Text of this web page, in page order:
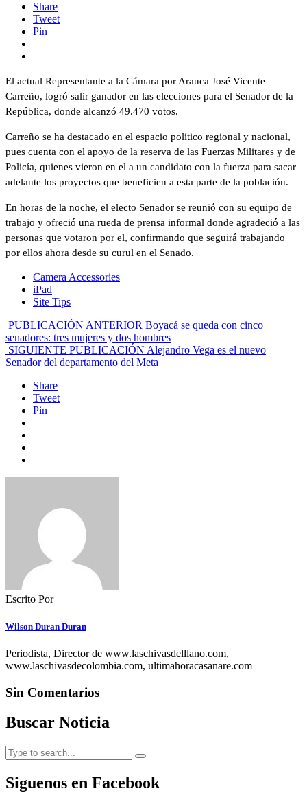
Share
Tweet
Pin
El actual Representante a la Cámara por Arauca José Vicente
Carreño, logró salir ganador en las elecciones para el Senador de la
República, donde alcanzó 49.470 votos.
Carreño se ha destacado en el espacio político regional y nacional,
pues cuenta con el apoyo de la reserva de las Fuerzas Militares y de
Policía, quienes vieron en el a un candidato con la fuerza para sacar
adelante los proyectos que beneficien a esta parte de la población.
En horas de la noche, el electo Senador se reunió con su equipo de
trabajo y ofreció una rueda de prensa informal donde agradeció a las
personas que votaron por el, confirmando que seguirá trabajando
por ellos ahora desde su curul en el Senado.
Camera Accessories
iPad
Site Tips
PUBLICACIÓN ANTERIOR Boyacá se queda con cinco
senadores: tres mujeres y dos hombres
SIGUIENTE PUBLICACIÓN Alejandro Vega es el nuevo
Senador del departamento del Meta
Share
Tweet
Pin
Escrito Por
Wilson Duran Duran
Periodista, Director de www.laschivasdelllano.com,
www.laschivasdecolombia.com, ultimahoracasanare.com
Sin Comentarios
Buscar Noticia
Siguenos en Facebook